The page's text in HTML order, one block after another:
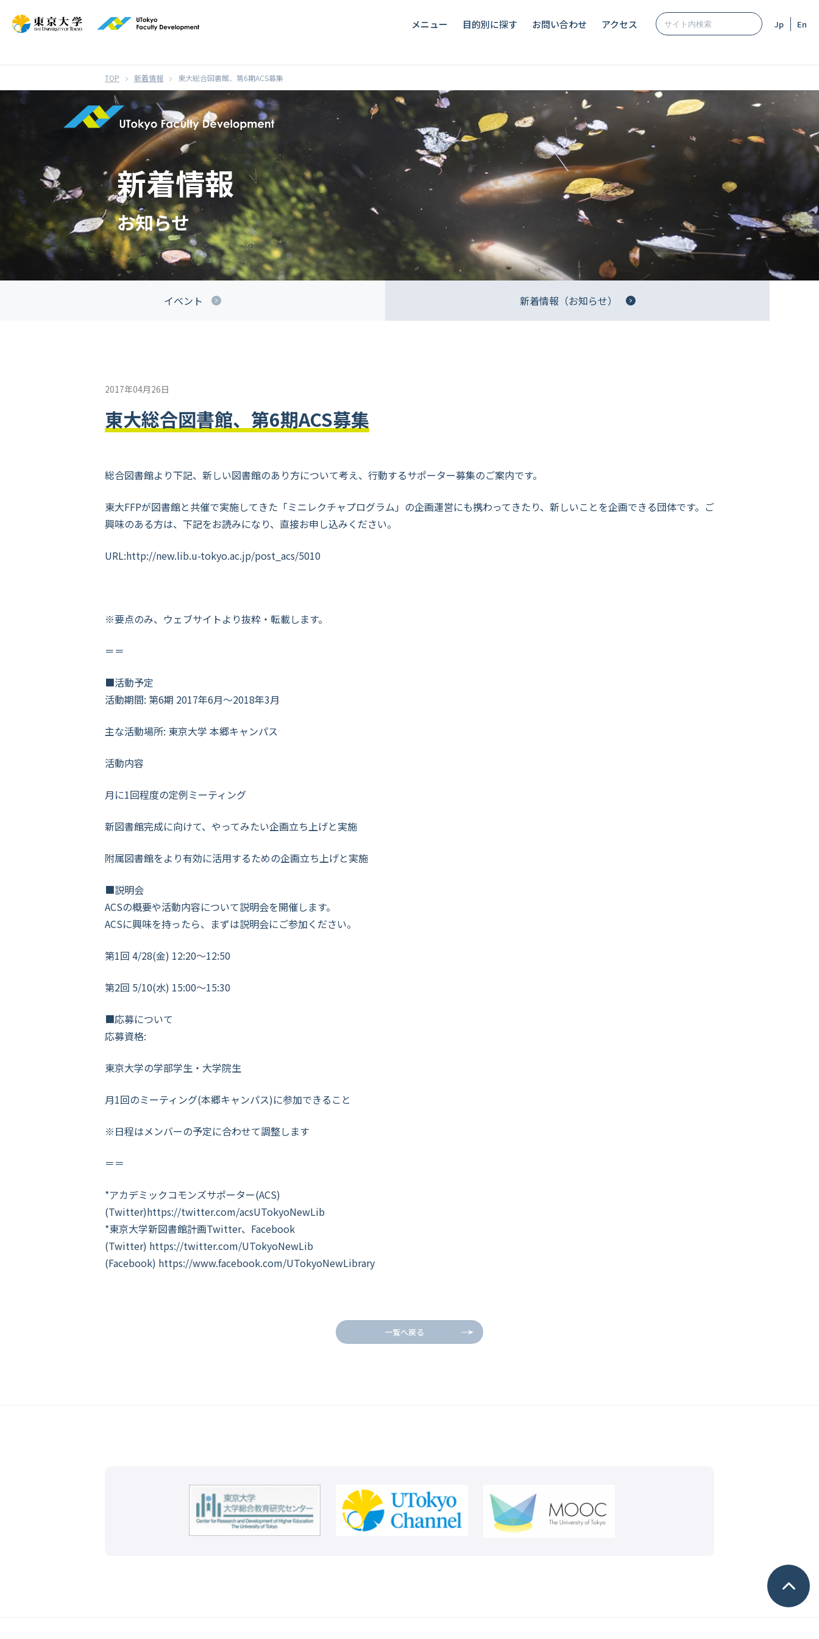
メニュー 目的別に探す お問い合わせ アクセス En
Jp
新着情報 東大総合図書館、第6期ACS募集
新着情報
お知らせ
イベント 新着情報（お知らせ）
2017年04月26日
東大総合図書館、第6期ACS募集
総合図書館より下記、新しい図書館のあり方について考え、行動するサポーター募集のご案内です。
東大FFPが図書館と共催で実施してきた「ミニレクチャプログラム」の企画運営にも携わってきたり、新しいことを企画できる団体です。ご
興味のある方は、下記をお読みになり、直接お申し込みください。
URL:http://new.lib.u-tokyo.ac.jp/post_acs/5010
※要点のみ、ウェブサイトより抜粋・転載します。
＝＝
■活動予定
活動期間: 第6期 2017年6月～2018年3月
主な活動場所: 東京大学 本郷キャンパス
活動内容
月に1回程度の定例ミーティング
新図書館完成に向けて、やってみたい企画立ち上げと実施
附属図書館をより有効に活用するための企画立ち上げと実施
■説明会
ACSの概要や活動内容について説明会を開催します。
ACSに興味を持ったら、まずは説明会にご参加ください。
第1回 4/28(金) 12:20～12:50
第2回 5/10(水) 15:00～15:30
■応募について
応募資格:
東京大学の学部学生・大学院生
月1回のミーティング(本郷キャンパス)に参加できること
※日程はメンバーの予定に合わせて調整します
＝＝
*アカデミックコモンズサポーター(ACS)
(Twitter)https://twitter.com/acsUTokyoNewLib
*東京大学新図書館計画Twitter、Facebook
(Twitter) https://twitter.com/UTokyoNewLib
(Facebook) https://www.facebook.com/UTokyoNewLibrary
一覧へ戻る